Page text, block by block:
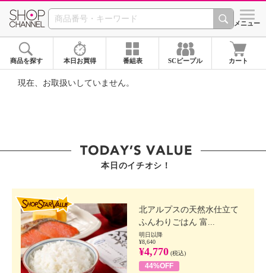
SHOP CHANNEL ショッ
メニュー
商品を探す 本日お買得 番組表 SCピープル カート
現在、お取扱いしていません。
本日のイチオシ！
北アルプスの天然水仕立て
ふんわりごはん 富...
明日以降
¥8,640
¥4,770 (税込)
44%OFF